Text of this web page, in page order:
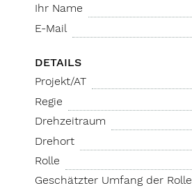
Ihr Name
E-Mail
DETAILS
Projekt/AT
Regie
Drehzeitraum
Drehort
Rolle
Geschätzter Umfang der Rolle